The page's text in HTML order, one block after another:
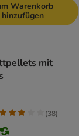
Warenkorb
hinzufügen
mit
(38)